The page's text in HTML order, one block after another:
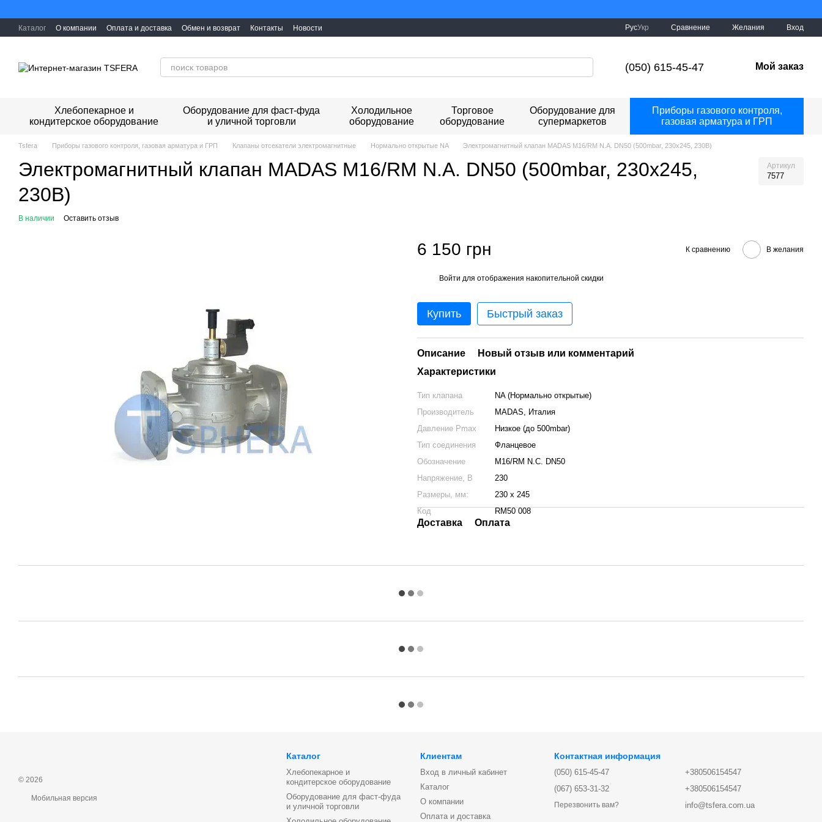
Каталог О компании Оплата и доставка Обмен и возврат Контакты Новости РусУкр Сравнение Желания Вход
(050) 615-45-47 Мой заказ
Хлебопекарное и
кондитерское оборудование
Оборудование для фаст-фуда
и уличной торговли
Холодильное
оборудование
Торговое
оборудование
Оборудование для
супермаркетов
Приборы газового контроля,
газовая арматура и ГРП
Tsfera Приборы газового контроля, газовая арматура и ГРП Клапаны отсекатели электромагнитные Нормально открытые NA Электромагнитный клапан MADAS M16/RM N.A. DN50 (500mbar, 230x245, 230В)
Электромагнитный клапан MADAS M16/RM N.A. DN50 (500mbar, 230x245,
230В)
Артикул
7577
В наличии Оставить отзыв
6 150 грн К сравнению В желания
Войти для отображения накопительной скидки
Купить Быстрый заказ
Описание
Новый отзыв или комментарий
Характеристики
Тип клапана
NA (Нормально открытые)
Производитель
MADAS, Италия
Давление Pmax
Низкое (до 500mbar)
Тип соединения
Фланцевое
Обозначение
M16/RM N.C. DN50
Напряжение, В
230
Размеры, мм:
230 x 245
Код
RM50 008
Доставка Оплата
© 2026
Мобильная версия
Каталог
Хлебопекарное и
кондитерское оборудование
Оборудование для фаст-фуда
и уличной торговли
Клиентам
Вход в личный кабинет
Каталог
О компании
Оплата и доставка
Контактная информация
(050) 615-45-47
(067) 653-31-32
Перезвонить вам?
+380506154547
+380506154547
info@tsfera.com.ua